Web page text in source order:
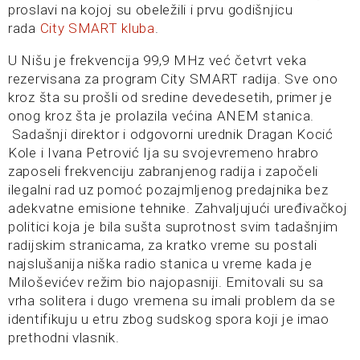
proslavi na kojoj su obeležili i prvu godišnjicu
rada City SMART kluba.
U Nišu je frekvencija 99,9 MHz već četvrt veka
rezervisana za program City SMART radija. Sve ono
kroz šta su prošli od sredine devedesetih, primer je
onog kroz šta je prolazila većina ANEM stanica.
Sadašnji direktor i odgovorni urednik Dragan Kocić
Kole i Ivana Petrović Ija su svojevremeno hrabro
zaposeli frekvenciju zabranjenog radija i započeli
ilegalni rad uz pomoć pozajmljenog predajnika bez
adekvatne emisione tehnike. Zahvaljujući uređivačkoj
politici koja je bila sušta suprotnost svim tadašnjim
radijskim stranicama, za kratko vreme su postali
najslušanija niška radio stanica u vreme kada je
Miloševićev režim bio najopasniji. Emitovali su sa
vrha solitera i dugo vremena su imali problem da se
identifikuju u etru zbog sudskog spora koji je imao
prethodni vlasnik.